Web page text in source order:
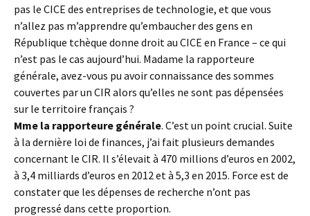
pas le CICE des entreprises de technologie, et que vous
n’allez pas m’apprendre qu’embaucher des gens en
République tchèque donne droit au CICE en France – ce qui
n’est pas le cas aujourd’hui. Madame la rapporteure
générale, avez-vous pu avoir connaissance des sommes
couvertes par un CIR alors qu’elles ne sont pas dépensées
sur le territoire français ?
Mme la rapporteure générale. C’est un point crucial. Suite
à la dernière loi de finances, j’ai fait plusieurs demandes
concernant le CIR. Il s’élevait à 470 millions d’euros en 2002,
à 3,4 milliards d’euros en 2012 et à 5,3 en 2015. Force est de
constater que les dépenses de recherche n’ont pas
progressé dans cette proportion.